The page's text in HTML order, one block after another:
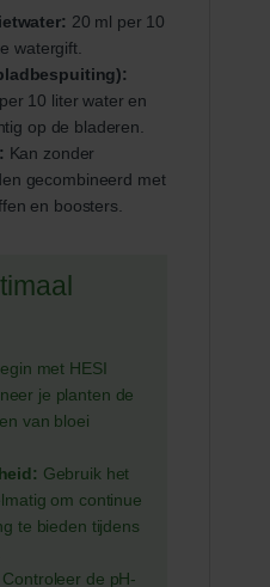
20 ml per 10
watergift.
10 liter water en
op de bladeren.
Kan zonder
gecombineerd met
en boosters.
met HESI
je planten de
van bloei
Gebruik het
om continue
te bieden tijdens
Controleer de pH-